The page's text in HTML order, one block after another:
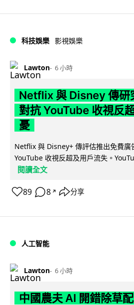
科技娛樂 影視娛樂
Lawton 6 小時
Netflix 與 Disney 傳研
對抗 YouTube 收視反
憂
Netflix 與 Disney+ 傳評估推出免費廣
YouTube 收視反超及用戶流失。
閱讀全文
89 8 ↗ 分享
人工智能
Lawton 6 小時
中國農夫 AI 開錯除草